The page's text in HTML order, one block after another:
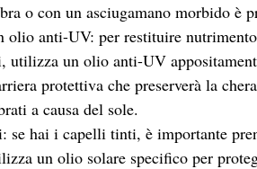
o con un asciugamano morbido è
olio anti-UV: per restituire
utilizza un olio anti-UV
protettiva che preserverà la
a causa del sole.
hai i capelli tinti, è importante
un olio solare specifico per